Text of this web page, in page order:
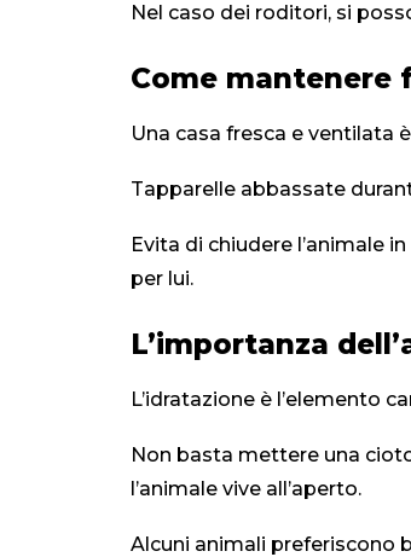
Nel caso dei roditori, si
Come mantenere
Una casa fresca e ventilata
Tapparelle abbassate
Evita di chiudere l’animale
per lui.
L’importanza
L’idratazione è l’elemento
Non basta mettere una
l’animale vive all’aperto.
Alcuni animali preferiscono